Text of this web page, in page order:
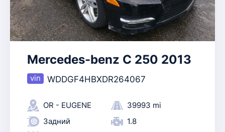
Mercedes-benz C 250 2013
WDDGF4HBXDR264067
OR - EUGENE
39993 mi
Задний
1.8